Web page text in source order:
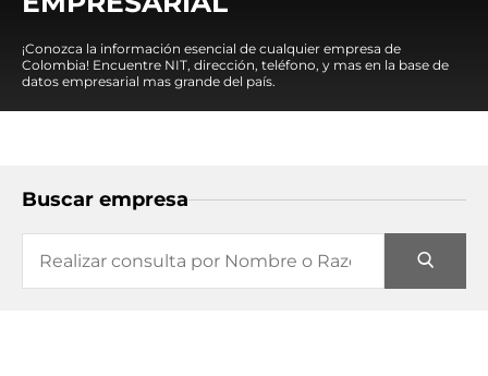
¡Conozca la información esencial de cualquier empresa de
Colombia! Encuentre NIT, dirección, teléfono, y mas en la base de
datos empresarial mas grande del país.
Buscar empresa